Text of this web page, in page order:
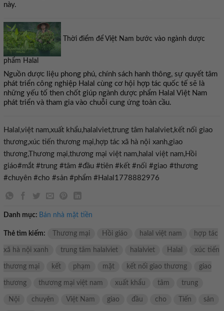
này.
Thời điểm để Việt Nam bước vào ngành dược
phẩm Halal
Nguồn dược liệu phong phú, chính sách hanh thông, sự quyết tâm
phát triển công nghiệp Halal cùng cơ hội hợp tác quốc tế sẽ là
những yếu tố then chốt giúp ngành dược phẩm Halal Việt Nam
phát triển và tham gia vào chuỗi cung ứng toàn cầu.
Halal,việt nam,xuất khẩu,halalviet,trung tâm halalviet,kết nối giao
thương,xúc tiến thương mại,hợp tác xã hà nội xanh,giao
thương,Thương mại,thương mại việt nam,halal việt nam,Hồi
giáo#mắt #trung #tâm #đầu #tiên #kết #nối #giao #thương
#chuyên #cho #sản #phẩm #Halal1778882976
Danh mục: Bán nhà mặt tiền
Thẻ tìm kiếm: Thương mại Hồi giáo halal việt nam hợp tác
xã hà nội xanh trung tâm halalviet halalviet Halal xúc tiến
thương mại kết phạm mặt kết nối giao thương giao
thương thương mại việt nam xuất khẩu tâm trung
Nội chuyên Việt Nam giao đầu cho Tiến sản